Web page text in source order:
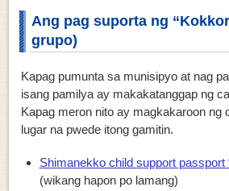
Ang pag suporta ng
grupo)
Kapag pumunta sa munisipyo at nag
isang pamilya ay makakatanggap ng
Kapag meron nito ay magkakaroon ng
lugar na pwede itong gamitin.
Shimanekko child support passport
(wikang hapon po lamang)